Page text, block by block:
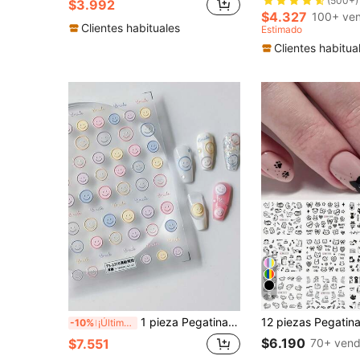
$3.992
Clientes habituales
$4.327 100+
Estimado
Clientes
-10% ¡Últimos 3 días 1 pieza Pegatina de uñas 5D en relieve con fantasía - Calcomanías de dibujos animados lindos, autoadhesivos, arte de uñas geométrico para niñas, salones DIY, decoración de arte de uñas, accesorios y suministros para uñas
$7.551
5
$6.190 70+